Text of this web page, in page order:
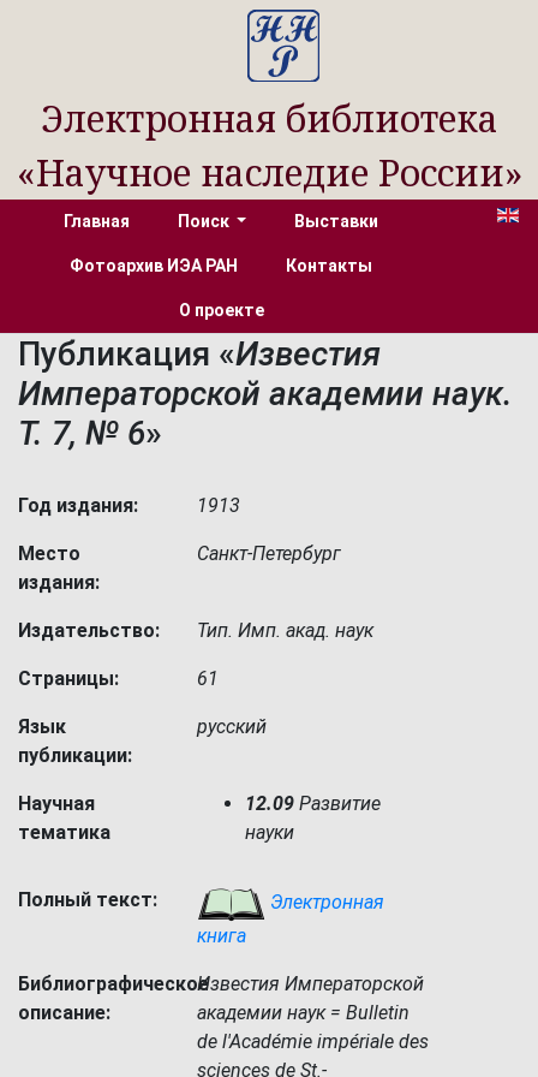
Электронная библиотека
«Научное наследие России»
Главная Поиск Выставки
Фотоархив ИЭА РАН Контакты
О проекте
Публикация «Известия
Императорской академии наук.
Т. 7, № 6»
Год издания: 1913
Место
издания:
Санкт-Петербург
Издательство: Тип. Имп. акад. наук
Страницы: 61
Язык
публикации:
русский
Научная
тематика
12.09 Развитие
науки
Полный текст:
Электронная
книга
Библиографическое
описание:
Известия Императорской
академии наук = Bulletin
de l'Académie impériale des
sciences de St.-